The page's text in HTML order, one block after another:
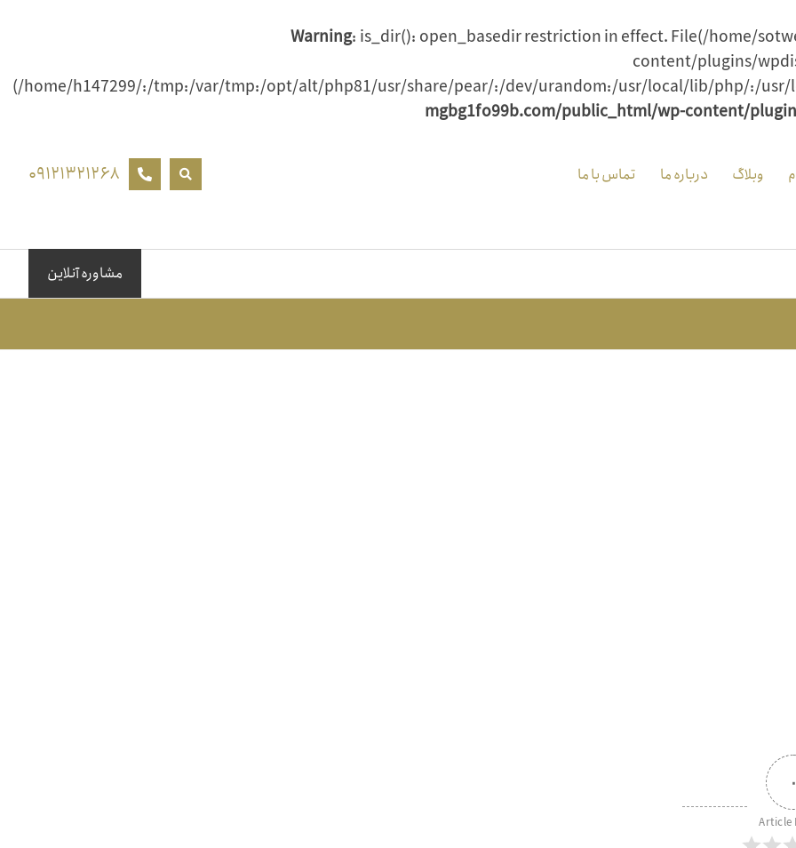
Warning: is_dir(): open_basedir restriction in effect. File(/home/
content/plugins/
(/home/h147299/:/tmp:/var/tmp:/opt/alt/php81/usr/share/pear/:/dev/urandom:/usr/local/lib/php/:/
mgbg1fo99b.com/public_html/wp-content/
وبلاگ درباره ما تماس با ما ۰۹۱۲۱۳۲۱۲۶۸
مشاوره آنلاین
Article